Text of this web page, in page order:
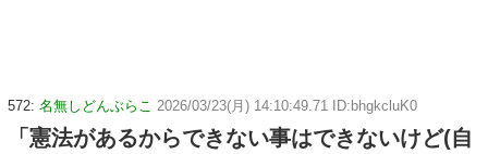
572: 名無しどんぶらこ 2026/03/23(月) 14:10:49.71 ID:bhgkcluK0
「憲法があるからできない事はできないけど(自